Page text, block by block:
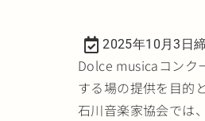
2025年10月3日
Dolce musicaコンク
する場の提供を目的
石川音楽家協会では